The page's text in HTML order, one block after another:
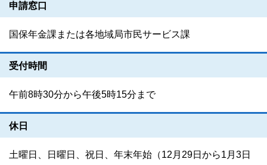
申請窓口
国保年金課または各地域局市民サービス課
受付時間
午前8時30分から午後5時15分まで
休日
土曜日、日曜日、祝日、年末年始（12月29日から1月3日